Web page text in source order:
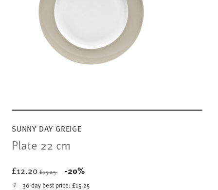
SUNNY DAY GREIGE
Plate 22 cm
£12.20 Price reduced from
£15.25 -20%
30-day best price:£15.25